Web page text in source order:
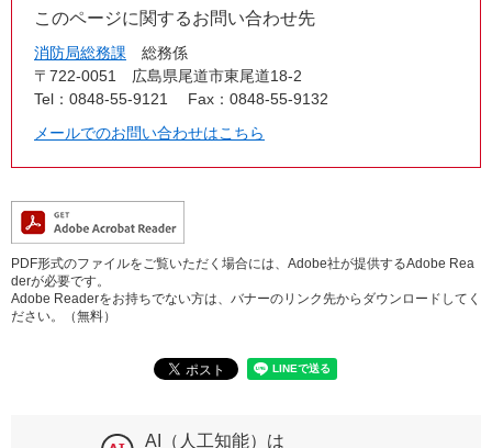
このページに関するお問い合わせ先
消防局総務課
総務係
〒722-0051
広島県尾道市東尾道18-2
Tel：0848-55-9121
Fax：0848-55-9132
メールでのお問い合わせはこちら
PDF形式のファイルをご覧いただく場合には、Adobe社が提供するAdobe Rea
derが必要です。
Adobe Readerをお持ちでない方は、バナーのリンク先からダウンロードしてく
ださい。（無料）
AI（人工知能）は